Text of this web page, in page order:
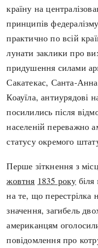
країну на
принципів
практично по всій
лунати заклики про
придушення силами
Сакатекас, Санта-
Коауїла, антиурядові
посилились після
населеній переважно
статусу окремого
Перше зіткнення з
жовтня 1835 року
на те, що перестрілка
значення, загибель
американцям
повідомлення про